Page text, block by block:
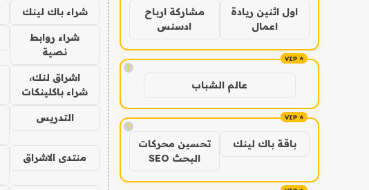
اول اثنين ريادة
اعمال
مشاركة ارباح
ادسنس
!
عالم الشباب
!
باقة باك لينك
تحسين محركات
البحث SEO
شراء باك لينك
شراء روابط
نصية
اشراق لنك،
شراء باكلينكات
التدريس
منتدى الاشراق